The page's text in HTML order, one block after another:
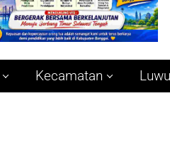
Kecamatan